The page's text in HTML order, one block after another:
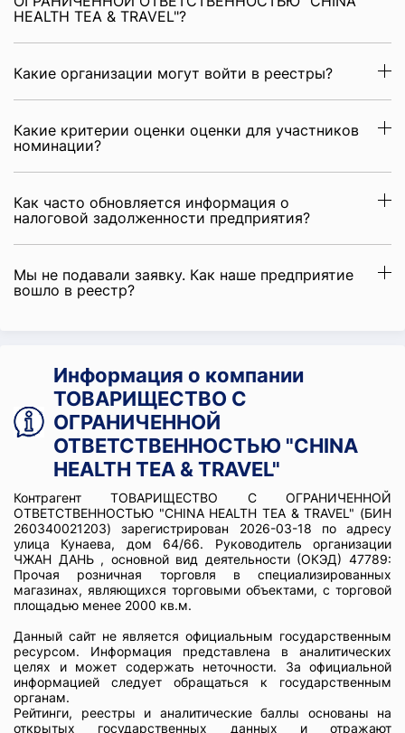
HEALTH TEA & TRAVEL"?
Какие организации могут войти в реестры?
Какие критерии оценки оценки для участников
номинации?
Как часто обновляется информация о
налоговой задолженности предприятия?
Мы не подавали заявку. Как наше предприятие
вошло в реестр?
Информация о компании
ТОВАРИЩЕСТВО С
ОГРАНИЧЕННОЙ
ОТВЕТСТВЕННОСТЬЮ "CHINA
HEALTH TEA & TRAVEL"
Контрагент ТОВАРИЩЕСТВО С ОГРАНИЧЕННОЙ
ОТВЕТСТВЕННОСТЬЮ "CHINA HEALTH TEA & TRAVEL" (БИН
260340021203) зарегистрирован 2026-03-18 по адресу
улица Кунаева, дом 64/66. Руководитель организации
ЧЖАН ДАНЬ , основной вид деятельности (ОКЭД) 47789:
Прочая розничная торговля в специализированных
магазинах, являющихся торговыми объектами, с торговой
площадью менее 2000 кв.м.
Данный сайт не является официальным государственным
ресурсом. Информация представлена в аналитических
целях и может содержать неточности. За официальной
информацией следует обращаться к государственным
органам.
Рейтинги, реестры и аналитические баллы основаны на
открытых государственных данных и отражают